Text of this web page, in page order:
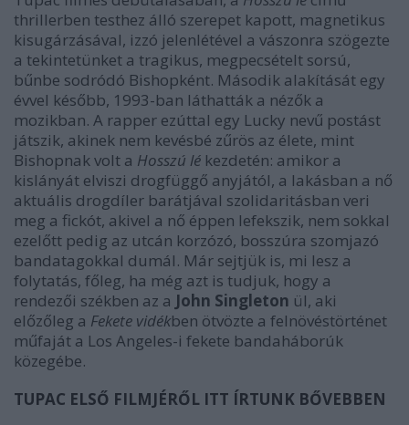
thrillerben testhez álló szerepet kapott, magnetikus
kisugárzásával, izzó jelenlétével a vászonra szögezte
a tekintetünket a tragikus, megpecsételt sorsú,
bűnbe sodródó Bishopként. Második alakítását egy
évvel később, 1993-ban láthatták a nézők a
mozikban. A rapper ezúttal egy Lucky nevű postást
játszik, akinek nem kevésbé zűrös az élete, mint
Bishopnak volt a Hosszú lé kezdetén: amikor a
kislányát elviszi drogfüggő anyjától, a lakásban a nő
aktuális drogdíler barátjával szolidaritásban veri
meg a fickót, akivel a nő éppen lefekszik, nem sokkal
ezelőtt pedig az utcán korzózó, bosszúra szomjazó
bandatagokkal dumál. Már sejtjük is, mi lesz a
folytatás, főleg, ha még azt is tudjuk, hogy a
rendezői székben az a John Singleton ül, aki
előzőleg a Fekete vidékben ötvözte a felnövéstörténet
műfaját a Los Angeles-i fekete bandaháborúk
közegébe.
TUPAC ELSŐ FILMJÉRŐL ITT ÍRTUNK BŐVEBBEN